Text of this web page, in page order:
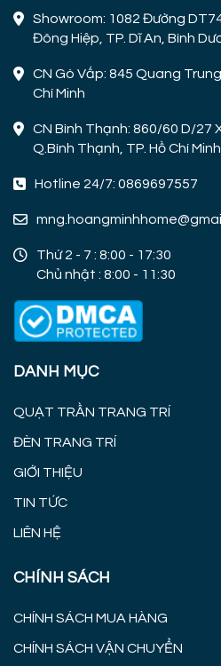
Showroom: 1082 Đường
Đông Hiệp, TP. Dĩ An, Bình
CN Gò Vấp: 845 Quang
Chí Minh
CN Bình Thạnh: 860/60 D/27
Q.Bình Thạnh, TP. Hồ Chí Minh
Hotline 24/7: 0869697557
Thứ 2 - 7 : 8:00 - 17:30
Chủ nhật : 8:00 - 11:30
DANH MỤC
QUẠT TRẦN TRANG TRÍ
ĐÈN TRANG TRÍ
GIỚI THIỆU
TIN TỨC
LIÊN HỆ
CHÍNH SÁCH
CHÍNH SÁCH MUA HÀNG
CHÍNH SÁCH VẬN CHUYỂN